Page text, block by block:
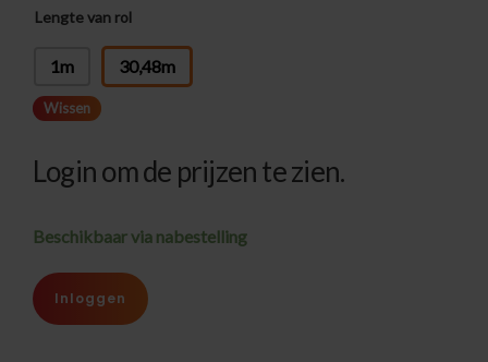
Lengte van rol
1m 30,48m
Wissen
Login om de prijzen te zien.
Beschikbaar via nabestelling
Inloggen